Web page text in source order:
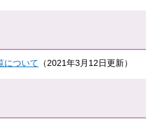
について （2021年3月12日更新）